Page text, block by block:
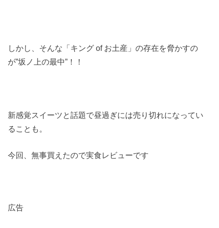
しかし、そんな「キング of お土産」の存在を脅かすの
が”坂ノ上の最中”！！
新感覚スイーツと話題で昼過ぎには売り切れになってい
ることも。
今回、無事買えたので実食レビューです
広告